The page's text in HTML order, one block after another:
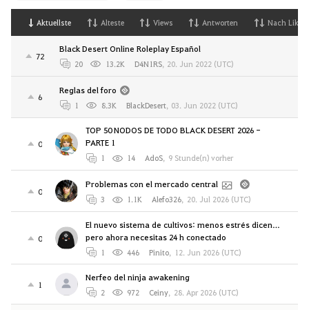
Aktuellste Alteste Views Antworten Nach Likes
72
Black Desert Online Roleplay Español
20 13.2K D4N1RS, 20. Jun 2022 (UTC)
6
Reglas del foro
1 8.3K BlackDesert, 03. Jun 2022 (UTC)
0
TOP 50 NODOS DE TODO BLACK DESERT 2026 -
PARTE 1
1 14 AdoS, 9 Stunde(n) vorher
0
Problemas con el mercado central
3 1.1K Alefo326, 20. Jul 2026 (UTC)
0
El nuevo sistema de cultivos: menos estrés dicen…
pero ahora necesitas 24 h conectado
1 446 Pinito, 12. Jun 2026 (UTC)
1
Nerfeo del ninja awakening
2 972 Ceiny, 28. Apr 2026 (UTC)